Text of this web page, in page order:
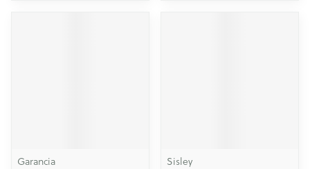
Garancia Sisley